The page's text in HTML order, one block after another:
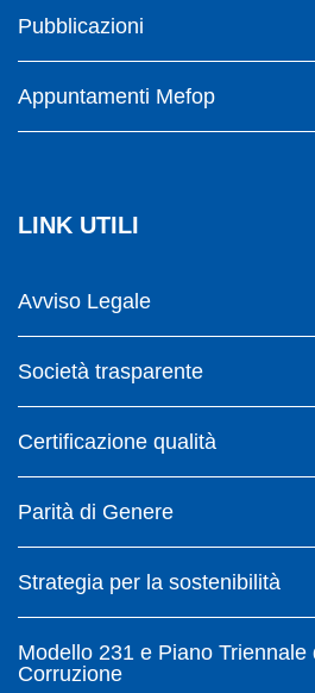
Pubblicazioni
Appuntamenti Mefop
LINK UTILI
Avviso Legale
Società trasparente
Certificazione qualità
Parità di Genere
Strategia per la sostenibilità
Modello 231 e Piano
Corruzione